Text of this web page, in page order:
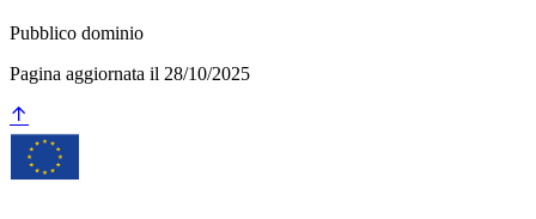
Pubblico dominio
Pagina aggiornata il 28/10/2025